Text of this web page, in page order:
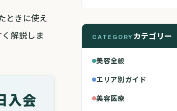
ときに使え
解説しま
入会
CATEGORY カテゴリー
美容全般
エリア別ガイド
美容医療